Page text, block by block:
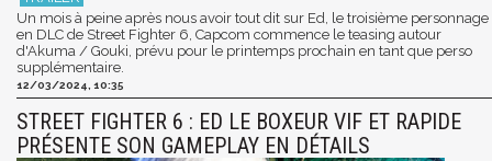
Un mois à peine après nous avoir tout dit sur Ed, le troisième personnage
en DLC de Street Fighter 6, Capcom commence le teasing autour
d'Akuma / Gouki, prévu pour le printemps prochain en tant que perso
supplémentaire.
12/03/2024, 10:35
STREET FIGHTER 6 : ED LE BOXEUR VIF ET RAPIDE
PRÉSENTE SON GAMEPLAY EN DÉTAILS